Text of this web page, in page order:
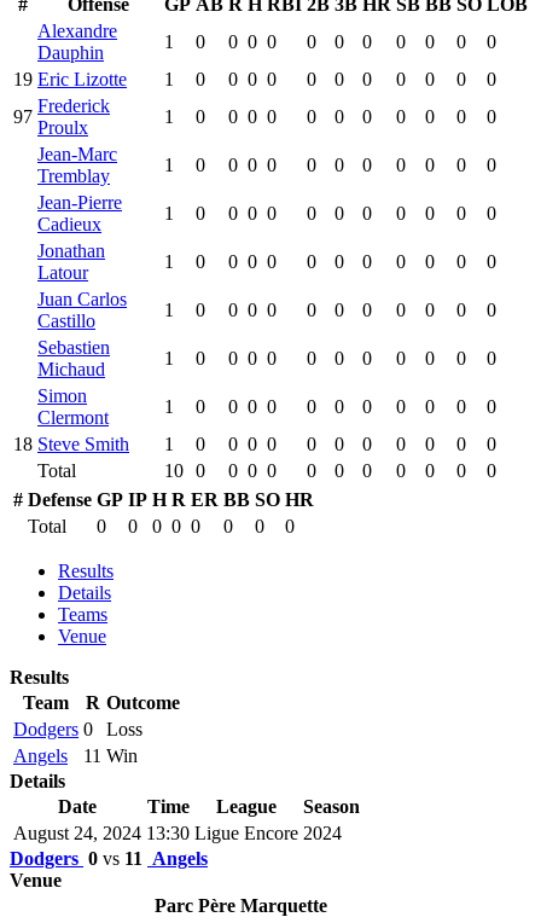
Alexandre
Dauphin
1 0 0 0 0 0 0 0 0 0 0
0
19 Eric Lizotte 1 0 0 0 0 0 0 0 0 0 0
0
97
Frederick
Proulx
1 0 0 0 0 0 0 0 0 0 0
0
Jean-Marc
Tremblay
1 0 0 0 0 0 0 0 0 0 0
0
Jean-Pierre
Cadieux
1 0 0 0 0 0 0 0 0 0 0
0
Jonathan
Latour
1 0 0 0 0 0 0 0 0 0 0
0
Juan Carlos
Castillo
1 0 0 0 0 0 0 0 0 0 0
0
Sebastien
Michaud
1 0 0 0 0 0 0 0 0 0 0
0
Simon
Clermont
1 0 0 0 0 0 0 0 0 0 0
0
18 Steve Smith 1 0 0 0 0 0 0 0 0 0 0
0
Total
10 0 0 0 0 0 0 0 0 0 0
0
# Defense GP IP H R ER BB SO HR
Total
0 0 0 0 0 0 0 0
Results
Details
Teams
Venue
Results
Team
R Outcome
Dodgers 0
Loss
Angels
11 Win
Details
Date
Time League
Season
August 24, 2024 13:30 Ligue Encore 2024
Dodgers 0 vs 11
Angels
Venue
Parc Père Marquette